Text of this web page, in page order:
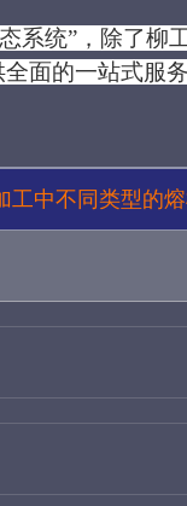
系统”，除了柳
面的一站式服
工中不同类型的